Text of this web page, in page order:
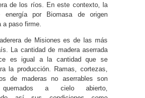
de los ríos. En este contexto, la
energía por Biomasa de origen
paso firme.
de Misiones es de las más
La cantidad de madera aserrada
es igual a la cantidad que se
la producción. Ramas, cortezas,
de maderas no aserrables son
a cielo abierto,